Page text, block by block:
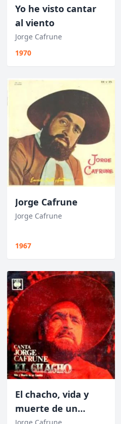
Yo he visto cantar
al viento
Jorge Cafrune
1970
Jorge Cafrune
Jorge Cafrune
1967
El chacho, vida y
muerte de un